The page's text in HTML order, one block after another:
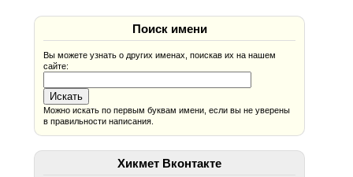
Поиск имени
Вы можете узнать о других именах, поискав их на нашем
сайте:
Можно искать по первым буквам имени, если вы не уверены
в правильности написания.
Хикмет Вконтакте